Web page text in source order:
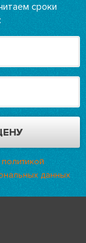
сроки
политикой
данных